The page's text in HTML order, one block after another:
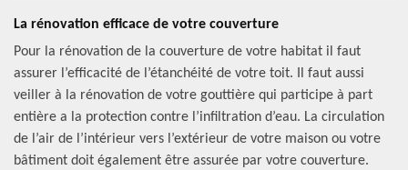
La rénovation efficace de votre couverture
Pour la rénovation de la couverture de votre habitat il faut
assurer l’efficacité de l’étanchéité de votre toit. Il faut aussi
veiller à la rénovation de votre gouttière qui participe à part
entière a la protection contre l’infiltration d’eau. La circulation
de l’air de l’intérieur vers l’extérieur de votre maison ou votre
bâtiment doit également être assurée par votre couverture.